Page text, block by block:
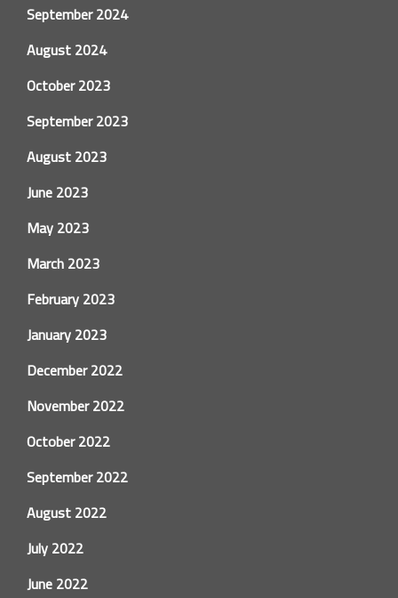
September 2024
August 2024
October 2023
September 2023
August 2023
June 2023
May 2023
March 2023
February 2023
January 2023
December 2022
November 2022
October 2022
September 2022
August 2022
July 2022
June 2022